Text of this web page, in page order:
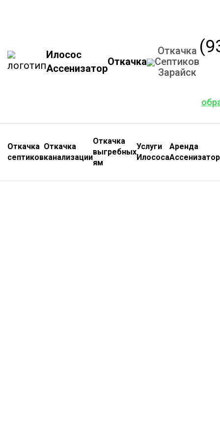
Илосос
Ассенизатор
Откачка
Откачка
Септиков
Зарайск
Откачка
септиков
Откачка
канализации
Откачка
выгребных
ям
Услуги
Илососа
Аренда